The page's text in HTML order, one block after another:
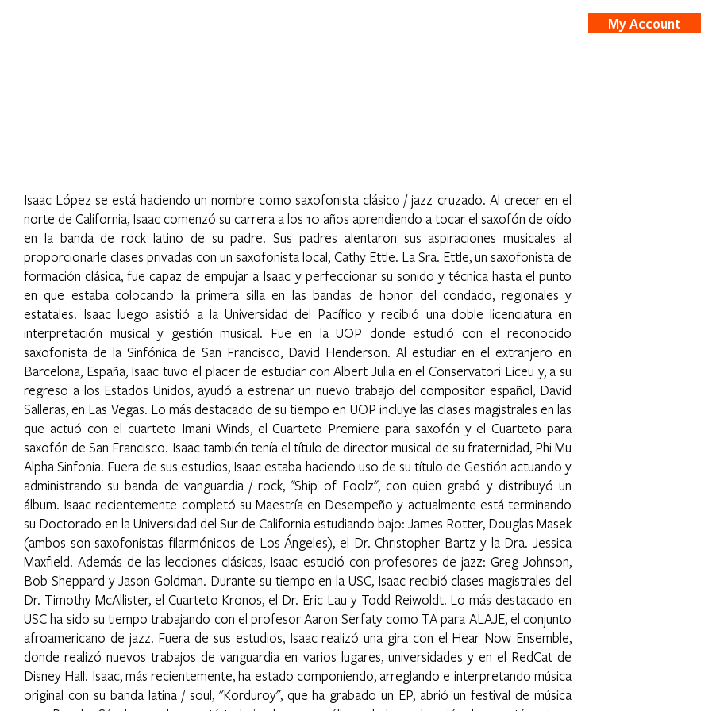
My Account
Isaac López se está haciendo un nombre como saxofonista clásico / jazz cruzado. Al crecer en el
norte de California, Isaac comenzó su carrera a los 10 años aprendiendo a tocar el saxofón de oído
en la banda de rock latino de su padre. Sus padres alentaron sus aspiraciones musicales al
proporcionarle clases privadas con un saxofonista local, Cathy Ettle. La Sra. Ettle, un saxofonista de
formación clásica, fue capaz de empujar a Isaac y perfeccionar su sonido y técnica hasta el punto
en que estaba colocando la primera silla en las bandas de honor del condado, regionales y
estatales. Isaac luego asistió a la Universidad del Pacífico y recibió una doble licenciatura en
interpretación musical y gestión musical. Fue en la UOP donde estudió con el reconocido
saxofonista de la Sinfónica de San Francisco, David Henderson. Al estudiar en el extranjero en
Barcelona, ​​España, Isaac tuvo el placer de estudiar con Albert Julia en el Conservatori Liceu y, a su
regreso a los Estados Unidos, ayudó a estrenar un nuevo trabajo del compositor español, David
Salleras, en Las Vegas. Lo más destacado de su tiempo en UOP incluye las clases magistrales en las
que actuó con el cuarteto Imani Winds, el Cuarteto Premiere para saxofón y el Cuarteto para
saxofón de San Francisco. Isaac también tenía el título de director musical de su fraternidad, Phi Mu
Alpha Sinfonia. Fuera de sus estudios, Isaac estaba haciendo uso de su título de Gestión actuando y
administrando su banda de vanguardia / rock, "Ship of Foolz", con quien grabó y distribuyó un
álbum. Isaac recientemente completó su Maestría en Desempeño y actualmente está terminando
su Doctorado en la Universidad del Sur de California estudiando bajo: James Rotter, Douglas Masek
(ambos son saxofonistas filarmónicos de Los Ángeles), el Dr. Christopher Bartz y la Dra. Jessica
Maxfield. Además de las lecciones clásicas, Isaac estudió con profesores de jazz: Greg Johnson,
Bob Sheppard y Jason Goldman. Durante su tiempo en la USC, Isaac recibió clases magistrales del
Dr. Timothy McAllister, el Cuarteto Kronos, el Dr. Eric Lau y Todd Reiwoldt. Lo más destacado en
USC ha sido su tiempo trabajando con el profesor Aaron Serfaty como TA para ALAJE, el conjunto
afroamericano de jazz. Fuera de sus estudios, Isaac realizó una gira con el Hear Now Ensemble,
donde realizó nuevos trabajos de vanguardia en varios lugares, universidades y en el RedCat de
Disney Hall. Isaac, más recientemente, ha estado componiendo, arreglando e interpretando música
original con su banda latina / soul, "Korduroy", que ha grabado un EP, abrió un festival de música